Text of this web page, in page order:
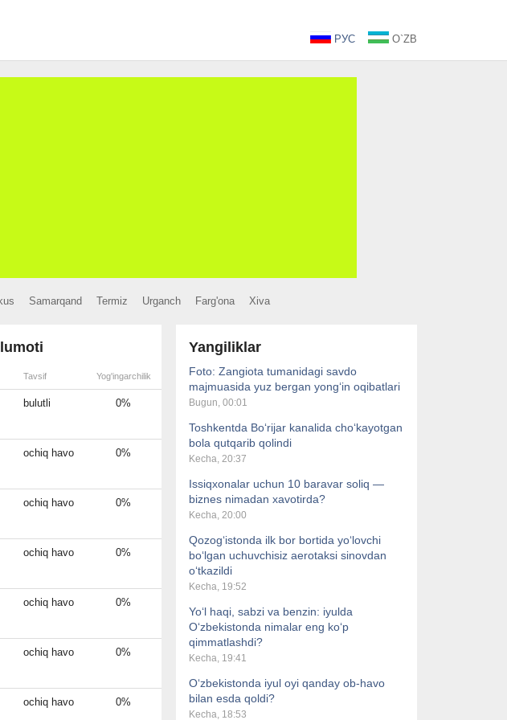
РУС O`ZB
Samarqand Termiz Urganch Farg'ona Xiva
Tavsif Yog'ingarchilik
bulutli 0%
ochiq havo 0%
ochiq havo 0%
ochiq havo 0%
ochiq havo 0%
ochiq havo 0%
ochiq havo 0%
Yangiliklar
Foto: Zangiota tumanidagi savdo
majmuasida yuz bergan yong‘in oqibatlari
Bugun, 00:01
Toshkentda Bo‘rijar kanalida cho‘kayotgan
bola qutqarib qolindi
Kecha, 20:37
Issiqxonalar uchun 10 baravar soliq —
biznes nimadan xavotirda?
Kecha, 20:00
Qozog‘istonda ilk bor bortida yo‘lovchi
bo‘lgan uchuvchisiz aerotaksi sinovdan
o‘tkazildi
Kecha, 19:52
Yo‘l haqi, sabzi va benzin: iyulda
O‘zbekistonda nimalar eng ko‘p
qimmatlashdi?
Kecha, 19:41
O‘zbekistonda iyul oyi qanday ob-havo
bilan esda qoldi?
Kecha, 18:53